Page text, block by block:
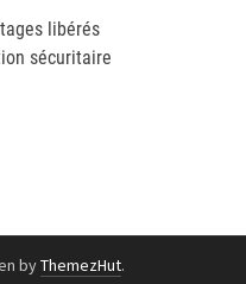
libérés
sécuritaire
byThemezHut.